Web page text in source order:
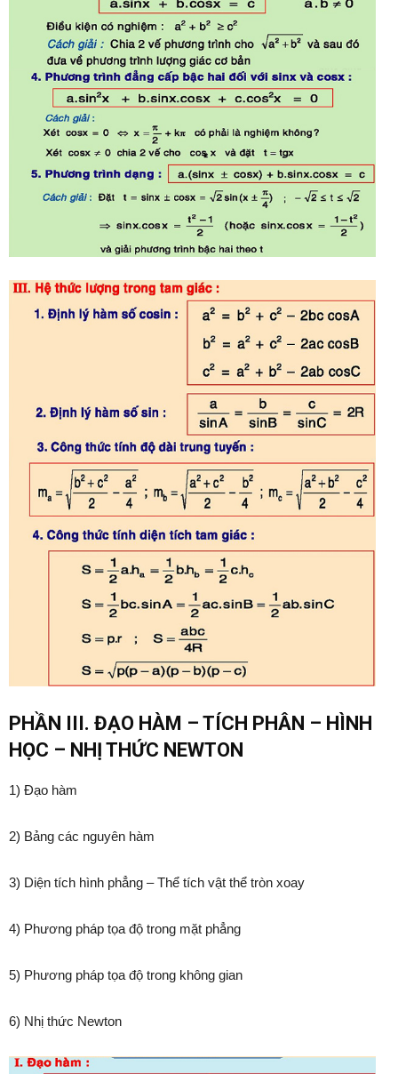
PHẦN III. ĐẠO HÀM – TÍCH PHÂN – HÌNH
HỌC – NHỊ THỨC NEWTON
1) Đạo hàm
2) Bảng các nguyên hàm
3) Diện tích hình phẳng – Thể tích vật thể tròn xoay
4) Phương pháp tọa độ trong mặt phẳng
5) Phương pháp tọa độ trong không gian
6) Nhị thức Newton